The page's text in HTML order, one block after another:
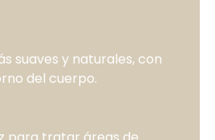
suaves y naturales, con
del cuerpo.